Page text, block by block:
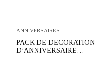
ANNIVERSAIRES
PACK DE DECORATION
D’ANNIVERSAIRE